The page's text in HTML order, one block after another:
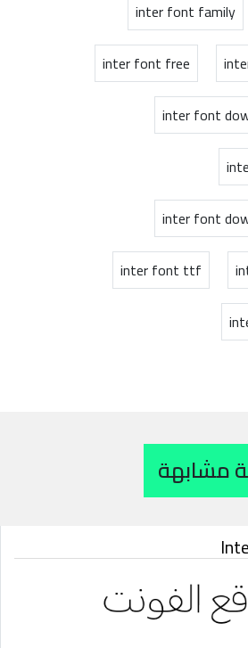
inter font family
inter font free
inter font
inter font
inter font ttf